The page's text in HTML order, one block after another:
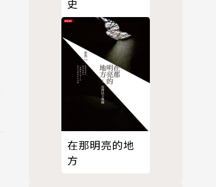
史
在那明亮的地
方